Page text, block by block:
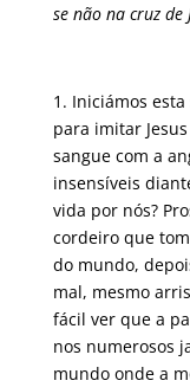
se não na cruz de
1. Iniciámos
para imitar
sangue com a
insensíveis
vida por nós?
cordeiro que
do mundo,
mal, mesmo
fácil ver que a
nos numerosos
mundo onde a